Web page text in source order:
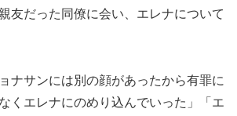
友だった同僚に会い、エレナについて
ナサンには別の顔があったから有罪に
くエレナにのめり込んでいった」「エ